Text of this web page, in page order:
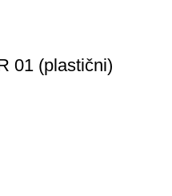
01 (plastični)